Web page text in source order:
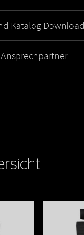
Katalog Download